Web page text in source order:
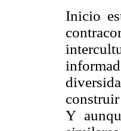
Inicio
Y